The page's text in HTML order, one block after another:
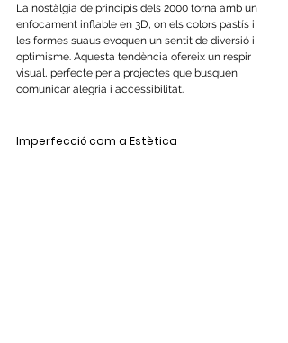
La nostàlgia de principis dels 2000 torna amb un
enfocament inflable en 3D, on els colors pastís i
les formes suaus evoquen un sentit de diversió i
optimisme. Aquesta tendència ofereix un respir
visual, perfecte per a projectes que busquen
comunicar alegria i accessibilitat.
Imperfecció com a Estètica